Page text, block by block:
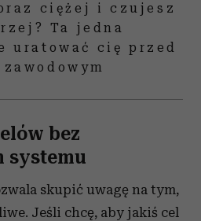
ciężej i czujesz
Ta jedna
uratować cię przed
bez
systemu
skupić uwagę na tym,
Jeśli chcę, aby jakiś cel